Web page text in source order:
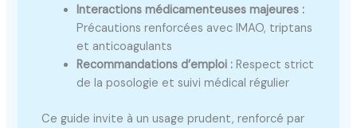
Interactions médicamenteuses majeures :
Précautions renforcées avec IMAO, triptans
et anticoagulants
Recommandations d’emploi : Respect strict
de la posologie et suivi médical régulier
Ce guide invite à un usage prudent, renforcé par